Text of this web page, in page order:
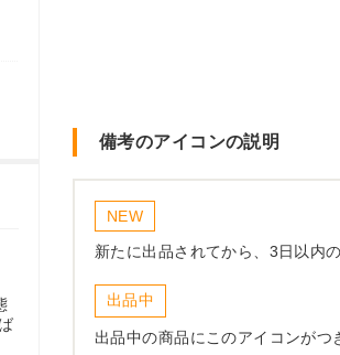
備考のアイコンの説明
NEW
新たに出品されてから、3日以内
出品中
出品中の商品にこのアイコンがつ